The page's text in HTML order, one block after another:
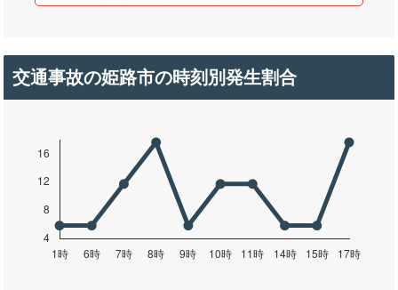
交通事故の姫路市の時刻別発生割合